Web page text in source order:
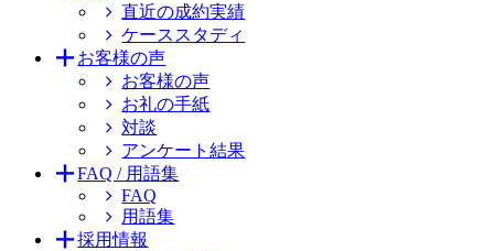
直近の成約実績
ケーススタディ
お客様の声
お客様の声
お礼の手紙
対談
アンケート結果
FAQ / 用語集
FAQ
用語集
採用情報